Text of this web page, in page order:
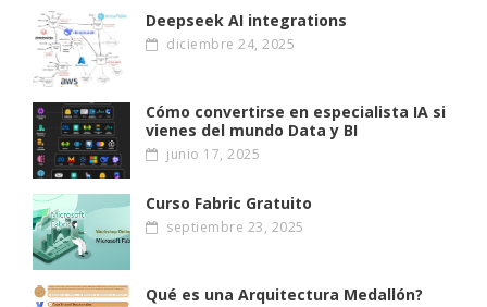
Deepseek AI integrations
diciembre 24, 2025
Cómo convertirse en especialista IA si
vienes del mundo Data y BI
junio 17, 2025
Curso Fabric Gratuito
septiembre 23, 2025
Qué es una Arquitectura Medallón?